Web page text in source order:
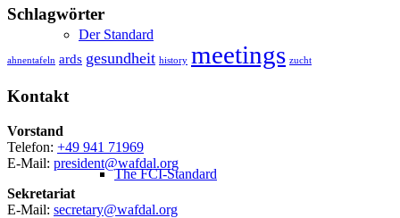
Der Standard
The FCI-Standard
Schlagwörter
ahnentafeln ards gesundheit history meetings zucht
Kontakt
Vorstand
Telefon: +49 941 71969
E-Mail: president@wafdal.org
Sekretariat
E-Mail: secretary@wafdal.org